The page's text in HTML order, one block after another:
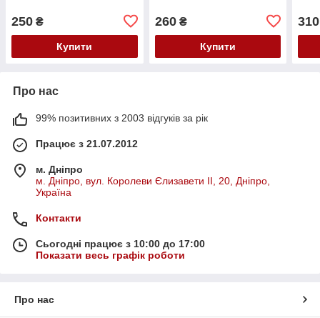
250 ₴
Купити
260₴
Купити
310
Про нас
99% позитивних з 2003 відгуків за рік
Працює з 21.07.2012
м. Дніпро
м. Дніпро, вул. Королеви Єлизавети ІІ, 20, Дніпро,
Україна
Контакти
Сьогодні працює з 10:00 до 17:00
Показати весь графік роботи
Про нас